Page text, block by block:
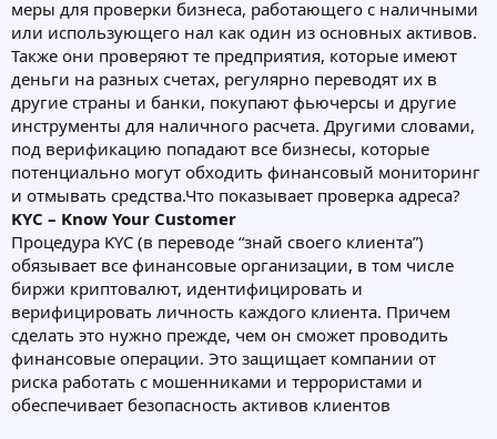
меры для проверки бизнеса, работающего с наличными
или использующего нал как один из основных активов.
Также они проверяют те предприятия, которые имеют
деньги на разных счетах, регулярно переводят их в
другие страны и банки, покупают фьючерсы и другие
инструменты для наличного расчета. Другими словами,
под верификацию попадают все бизнесы, которые
потенциально могут обходить финансовый мониторинг
и отмывать средства.Что показывает проверка адреса?
KYC – Know Your Customer
Процедура KYC (в переводе “знай своего клиента”)
обязывает все финансовые организации, в том числе
биржи криптовалют, идентифицировать и
верифицировать личность каждого клиента. Причем
сделать это нужно прежде, чем он сможет проводить
финансовые операции. Это защищает компании от
риска работать с мошенниками и террористами и
обеспечивает безопасность активов клиентов